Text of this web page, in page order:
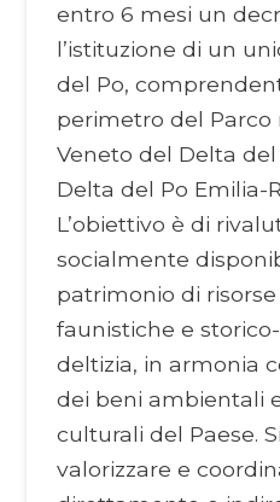
entro 6 mesi un
l’istituzione di un
del Po,
perimetro del
Veneto del Delta
Delta del Po Emilia-
L’obiettivo è di
socialmente
patrimonio di
faunistiche e
deltizia, in armonia
dei beni ambientali
culturali del Paese.
valorizzare e